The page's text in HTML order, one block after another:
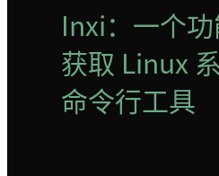
Inxi：一个
获取 Linux
命令行工具